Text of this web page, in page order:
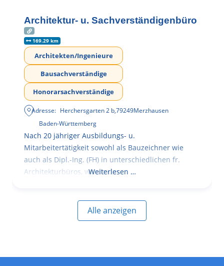
Architektur- u. Sachverständigenbüro
169.29 km
Architekten/Ingenieure
Bausachverständige
Honorarsachverständige
Adresse: Herchersgarten 2 b,79249Merzhausen
Baden-Württemberg
Nach 20 jähriger Ausbildungs- u.
Mitarbeitertätigkeit sowohl als Bauzeichner wie
auch als Dipl.-Ing. (FH) in unterschiedlichen fr.
Architekturbüros, wurde das
Weiterlesen …
Alle anzeigen